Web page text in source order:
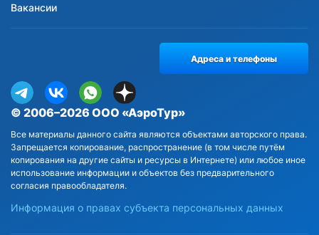
Вакансии
© 2006–2026 ООО «АэроТур»
Все материалы данного сайта являются объектами авторского права.
Запрещается копирование, распространение (в том числе путём
копирования на другие сайты и ресурсы в Интернете) или любое иное
использование информации и объектов без предварительного
согласия правообладателя.
Информация о правах субъекта персональных данных
Адреса и телефоны